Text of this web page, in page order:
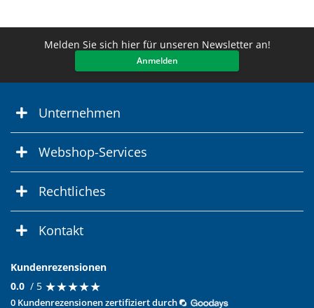
Melden Sie sich hier für unseren Newsletter an!
Anmelden
Unternehmen
Webshop-Services
Rechtliches
Kontakt
Kundenrezensionen
0.0 / 5 ★★★★★
★★★★★
0 Kundenrezensionen zertifiziert durch